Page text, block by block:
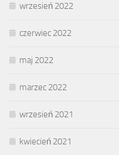
wrzesień 2022
czerwiec 2022
maj 2022
marzec 2022
wrzesień 2021
kwiecień 2021